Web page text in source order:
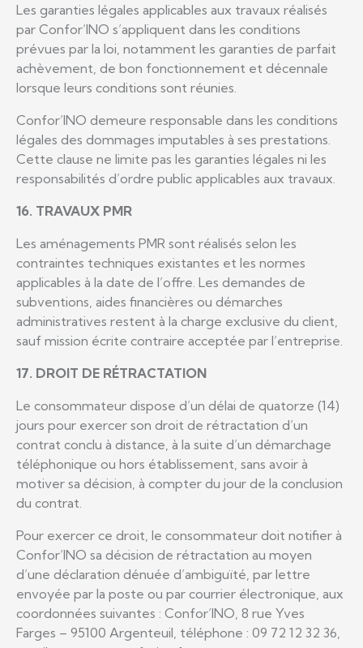
Les garanties légales applicables aux travaux réalisés
par Confor’INO s’appliquent dans les conditions
prévues par la loi, notamment les garanties de parfait
achèvement, de bon fonctionnement et décennale
lorsque leurs conditions sont réunies.
Confor’INO demeure responsable dans les conditions
légales des dommages imputables à ses prestations.
Cette clause ne limite pas les garanties légales ni les
responsabilités d’ordre public applicables aux travaux.
16. TRAVAUX PMR
Les aménagements PMR sont réalisés selon les
contraintes techniques existantes et les normes
applicables à la date de l’offre. Les demandes de
subventions, aides financières ou démarches
administratives restent à la charge exclusive du client,
sauf mission écrite contraire acceptée par l’entreprise.
17. DROIT DE RÉTRACTATION
Le consommateur dispose d’un délai de quatorze (14)
jours pour exercer son droit de rétractation d’un
contrat conclu à distance, à la suite d’un démarchage
téléphonique ou hors établissement, sans avoir à
motiver sa décision, à compter du jour de la conclusion
du contrat.
Pour exercer ce droit, le consommateur doit notifier à
Confor’INO sa décision de rétractation au moyen
d’une déclaration dénuée d’ambiguïté, par lettre
envoyée par la poste ou par courrier électronique, aux
coordonnées suivantes : Confor’INO, 8 rue Yves
Farges – 95100 Argenteuil, téléphone : 09 72 12 32 36,